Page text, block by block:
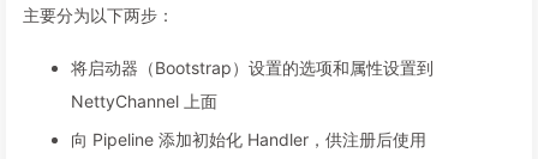
主要分为以下两步：
将启动器（Bootstrap）设置的选项和属性设置到
NettyChannel 上面
向 Pipeline 添加初始化 Handler，供注册后使用